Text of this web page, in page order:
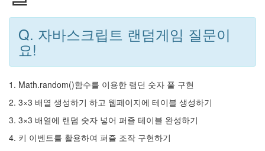
Q. 자바스크립트 랜덤게임 질문이
요!
1. Math.random()함수를 이용한 램던 숫자 풀 구현
2. 3×3 배열 생성하기 하고 웹페이지에 테이블 생성하기
3. 3×3 배열에 랜덤 숫자 넣어 퍼즐 테이블 완성하기
4. 키 이벤트를 활용하여 퍼즐 조작 구현하기